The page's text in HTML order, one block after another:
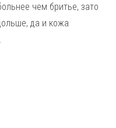
чем бритье, зато
да и кожа